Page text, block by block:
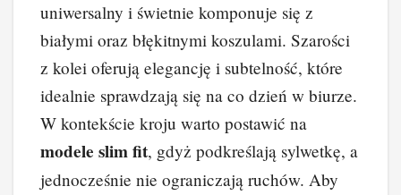
uniwersalny i świetnie komponuje się z
białymi oraz błękitnymi koszulami. Szarości
z kolei oferują elegancję i subtelność, które
idealnie sprawdzają się na co dzień w biurze.
W kontekście kroju warto postawić na
modele slim fit, gdyż podkreślają sylwetkę, a
jednocześnie nie ograniczają ruchów. Aby